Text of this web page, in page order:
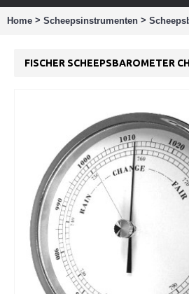
Home > Scheepsinstrumenten >
FISCHER SCHEEPSBAROMETER